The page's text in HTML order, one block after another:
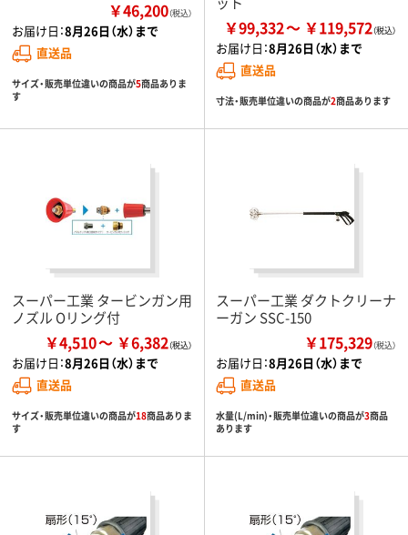
￥46,200（税込）
お届け日：8月26日（水）まで
直送品
サイズ・販売単位違いの商品が5商品ありま
す
￥99,332 ￥119,572
お届け日：8月26日（水）まで
直送品
寸法・販売単位違いの商品が2商品あります
スーパー工業 タービンガン用
ノズル Oリング付
￥4,510 ￥6,382
お届け日：8月26日（水）まで
直送品
サイズ・販売単位違いの商品が18商品ありま
す
スーパー工業 ダクトクリーナ
ーガン SSC-150
￥175,329（税込）
お届け日：8月26日（水）まで
直送品
水量(L/min)・販売単位違いの商品が3商品
あります